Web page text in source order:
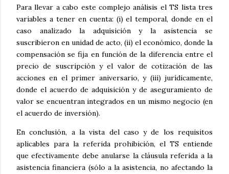
Para llevar a cabo este complejo análisis el TS lista tres
variables a tener en cuenta: (i) el temporal, donde en el
caso analizado la adquisición y la asistencia se
suscribieron en unidad de acto, (ii) el económico, donde la
compensación se fija en función de la diferencia entre el
precio de suscripción y el valor de cotización de las
acciones en el primer aniversario, y (iii) jurídicamente,
donde el acuerdo de adquisición y de aseguramiento de
valor se encuentran integrados en un mismo negocio (en
el acuerdo de inversión).
En conclusión, a la vista del caso y de los requisitos
aplicables para la referida prohibición, el TS entiende
que efectivamente debe anularse la cláusula referida a la
asistencia financiera (sólo a la asistencia, no afectando la